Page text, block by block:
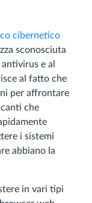
cibernetico
sconosciuta
e al
al fatto che
per affrontare
che
i sistemi
abbiano la
in vari tipi